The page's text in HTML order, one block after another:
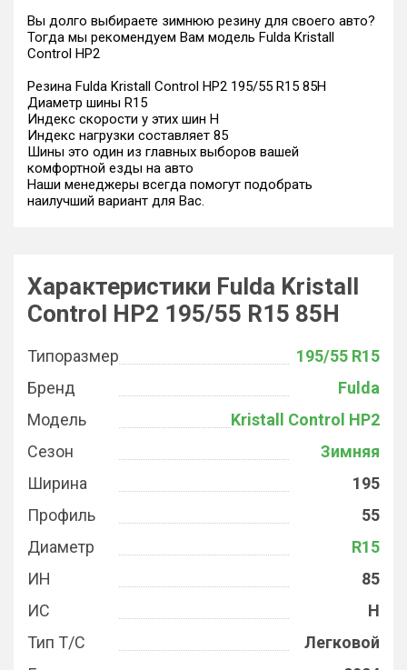
Вы долго выбираете зимнюю резину для своего авто?
Тогда мы рекомендуем Вам модель Fulda Kristall
Control HP2
Резина Fulda Kristall Control HP2 195/55 R15 85H
Диаметр шины R15
Индекс скорости у этих шин H
Индекс нагрузки составляет 85
Шины это один из главных выборов вашей
комфортной езды на авто
Наши менеджеры всегда помогут подобрать
наилучший вариант для Вас.
Характеристики Fulda Kristall
Control HP2 195/55 R15 85H
Типоразмер
195/55 R15
Бренд
Fulda
Модель
Kristall Control HP2
Сезон
Зимняя
Ширина
195
Профиль
55
Диаметр
R15
ИН
85
ИС
H
Тип Т/С
Легковой